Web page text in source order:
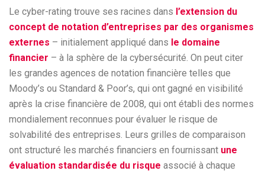
Le cyber-rating trouve ses racines dans l’extension du
concept de notation d’entreprises par des organismes
externes – initialement appliqué dans le domaine
financier – à la sphère de la cybersécurité. On peut citer
les grandes agences de notation financière telles que
Moody’s ou Standard & Poor’s, qui ont gagné en visibilité
après la crise financière de 2008, qui ont établi des normes
mondialement reconnues pour évaluer le risque de
solvabilité des entreprises. Leurs grilles de comparaison
ont structuré les marchés financiers en fournissant une
évaluation standardisée du risque associé à chaque